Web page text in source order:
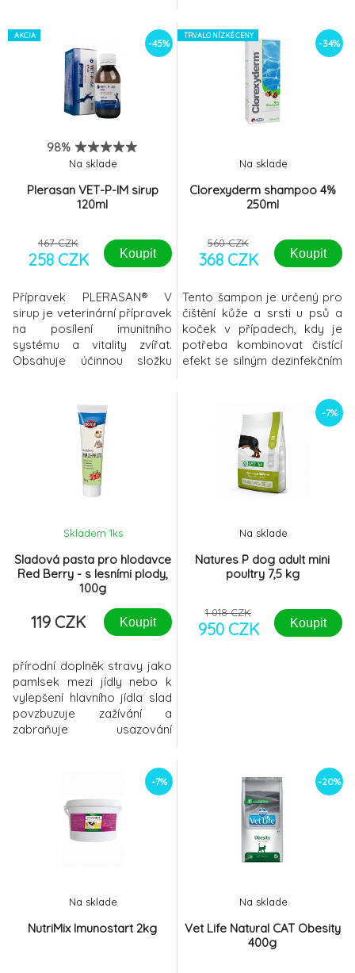
je velmi chutná a je založena
na společném působení 4
AKCIA
-45%
98%
Plerasan VET-P-IM sirup
120ml
Na sklade
467 CZK
258 CZK Koupit
Přípravek PLERASAN® V
sirup je veterinární přípravek
na posílení imunitního
systému a vitality zvířat.
Obsahuje účinnou složku
vhodný pro zvířata na
ochranu před infekcí, při
zvýšené fyzické zátěži,
stresových vlivech a celkové
únavě organizmu. Na
posílení obranyschopnosti
TRVALO NÍZKÉ CENY
-34%
Clorexyderm shampoo 4%
250ml
Na sklade
560 CZK
368 CZK Koupit
Tento šampon je určený pro
čištění kůže a srsti u psů a
koček v případech, kdy je
potřeba kombinovat čistící
efekt se silným dezinfekčním
pyodermiích, vysoce účinný
je také u dermatitid
vyvolaných Malassezia
pachydermatis.Obsahuje
chlorhexidin diglukonát ve
4% koncentraci.Složení:4%
Sladová pasta pro hlodavce
Red Berry - s lesními plody,
100g
Skladem 1ks
119 CZK Koupit
přírodní doplněk stravy jako
pamlsek mezi jídly nebo k
vylepšení hlavního jídla slad
povzbuzuje zažívání a
zabraňuje usazování
pomáhají udržovat zdravé
prostředí střev doporučeno
v průběhu línání složení: 70 %
slad a 12 % ovoce obsah:
-7%
Natures P dog adult mini
poultry 7,5 kg
Na sklade
1 018 CZK
950 CZK Koupit
-7%
NutriMix Imunostart 2kg
Na sklade
-20%
Vet Life Natural CAT Obesity
400g
Na sklade